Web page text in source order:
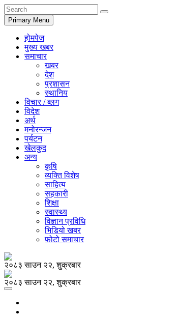
Primary Menu
होमपेज
मुख्य खबर
समाचार
खबर
देश
प्रशासन
स्थानिय
विचार / ब्लग
विदेश
अर्थ
मनोरन्जन
पर्यटन
खेलकुद
अन्य
कृषि
व्यक्ति विशेष
साहित्य
सहकारी
शिक्षा
स्वास्थ्य
विज्ञान प्रविधि
भिडियो खबर
फोटो समाचार
२०८३ साउन २२, शुक्रबार
२०८३ साउन २२, शुक्रबार